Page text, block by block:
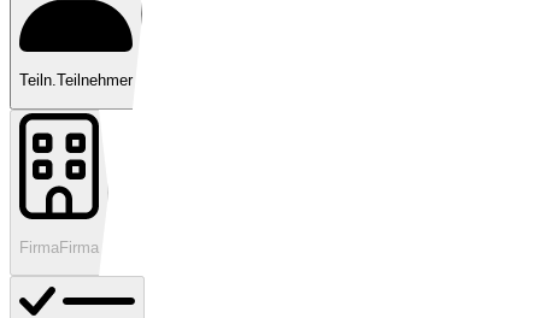
Teiln.Teilnehmer
Firma Firma